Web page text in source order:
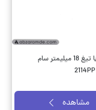
کاتر بزرگ با تیغ 18 میلیمتر سام
مشاهده